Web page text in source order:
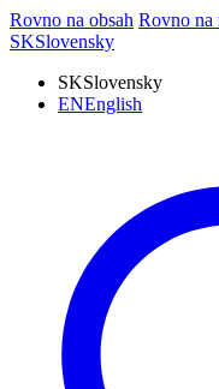
Rovno na obsah Rovno na
SKSlovensky
SKSlovensky
ENEnglish